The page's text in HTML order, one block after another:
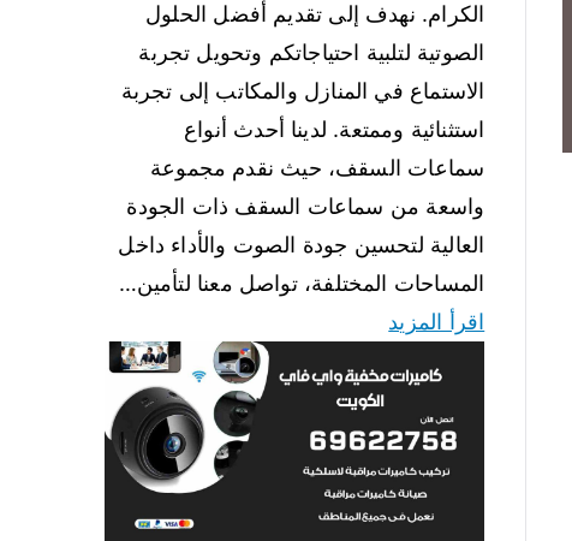
الكرام. نهدف إلى تقديم أفضل الحلول
الصوتية لتلبية احتياجاتكم وتحويل تجربة
الاستماع في المنازل والمكاتب إلى تجربة
استثنائية وممتعة. لدينا أحدث أنواع
سماعات السقف، حيث نقدم مجموعة
واسعة من سماعات السقف ذات الجودة
العالية لتحسين جودة الصوت والأداء داخل
المساحات المختلفة، تواصل معنا لتأمين…
اقرأ المزيد